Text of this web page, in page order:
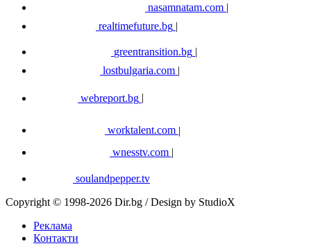
nasamnatam.com |
realtimefuture.bg |
greentransition.bg |
lostbulgaria.com |
webreport.bg
worktalent.com |
wnesstv.com |
soulandpepper.tv
Copyright © 1998-2026 Dir.bg / Design by StudioX
Реклама
Контакти